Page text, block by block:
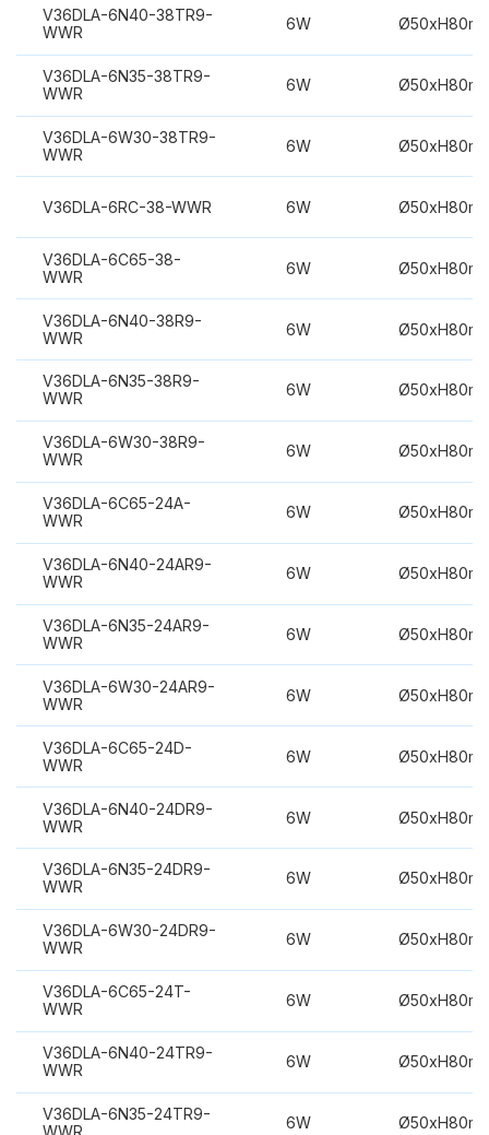
V36DLA-6N40-38TR9-
WWR
6W
V36DLA-6N35-38TR9-
WWR
6W
V36DLA-6W30-38TR9-
WWR
6W
V36DLA-6RC-38-WWR 6W
V36DLA-6C65-38-
WWR
6W
V36DLA-6N40-38R9-
WWR
6W
V36DLA-6N35-38R9-
WWR
6W
V36DLA-6W30-38R9-
WWR
6W
V36DLA-6C65-24A-
WWR
6W
V36DLA-6N40-24AR9-
WWR
6W
V36DLA-6N35-24AR9-
WWR
6W
V36DLA-6W30-24AR9-
WWR
6W
V36DLA-6C65-24D-
WWR
6W
V36DLA-6N40-24DR9-
WWR
6W
V36DLA-6N35-24DR9-
WWR
6W
V36DLA-6W30-24DR9-
WWR
6W
V36DLA-6C65-24T-
WWR
6W
V36DLA-6N40-24TR9-
WWR
6W
V36DLA-6N35-24TR9-
WWR
6W